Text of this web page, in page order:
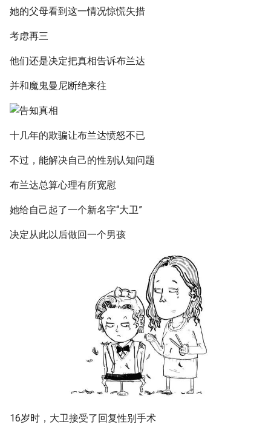
她的父母看到这一情况惊慌失措
考虑再三
他们还是决定把真相告诉布兰达
并和魔鬼曼尼断绝来往
十几年的欺骗让布兰达愤怒不已
不过，能解决自己的性别认知问题
布兰达总算心理有所宽慰
她给自己起了一个新名字“大卫”
决定从此以后做回一个男孩
16岁时，大卫接受了回复性别手术